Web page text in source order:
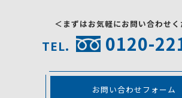
＜まずはお気軽にお問い合わせく
TEL. 0120-
お問い合わせフォーム